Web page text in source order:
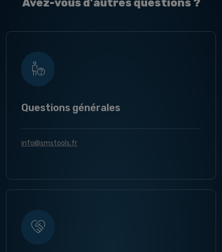
Avez-vous d'autres questions ?
Questions générales
info@smstools.fr